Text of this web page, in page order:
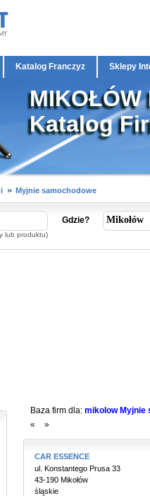
Katalog Franczyz Sklepy
Katalog
Myjnie samochodowe
lub produktu)
Gdzie?
Baza firm dla: mikolow Myjnie
«
»
CAR ESSENCE
ul. Konstantego Prusa 33
43-190 Mikołów
śląskie